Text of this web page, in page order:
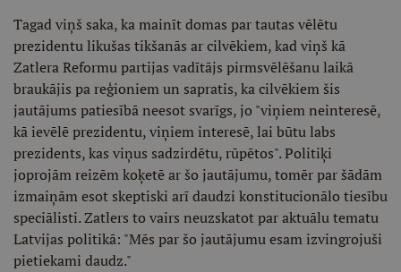
Tagad viņš saka, ka mainīt domas par tautas vēlētu
prezidentu likušas tikšanās ar cilvēkiem, kad viņš kā
Zatlera Reformu partijas vadītājs pirmsvēlēšanu laikā
braukājis pa reģioniem un sapratis, ka cilvēkiem šis
jautājums patiesībā neesot svarīgs, jo "viņiem neinteresē,
kā ievēlē prezidentu, viņiem interesē, lai būtu labs
prezidents, kas viņus sadzirdētu, rūpētos". Politiķi
joprojām reizēm koķetē ar šo jautājumu, tomēr par šādām
izmaiņām esot skeptiski arī daudzi konstitucionālo tiesību
speciālisti. Zatlers to vairs neuzskatot par aktuālu tematu
Latvijas politikā: "Mēs par šo jautājumu esam izvingrojuši
pietiekami daudz."